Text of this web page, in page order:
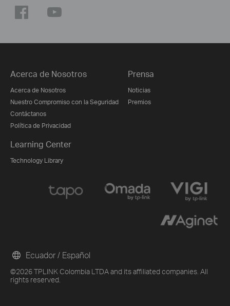
Acerca de Nosotros
Acerca de Nosotros
Nuestro Compromiso con la Seguridad
Contáctanos
Política de Privacidad
Prensa
Noticias
Premios
Learning Center
Technology Library
©2026 TPLINK Colombia LTDA and its affiliated companies. All
rights reserved.
Ecuador / Español